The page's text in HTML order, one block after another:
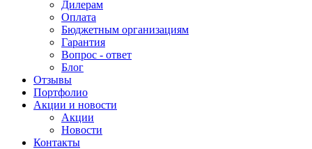
Дилерам
Оплата
Бюджетным организациям
Гарантия
Вопрос - ответ
Блог
Отзывы
Портфолио
Акции и новости
Акции
Новости
Контакты